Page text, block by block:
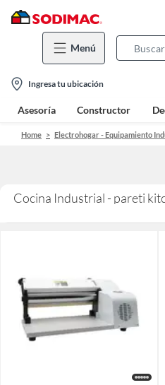
Menú
location-
icon
Ingresa tu ubicación
Asesoría Constructor
Home Electrohogar - Equipamiento
Cocina Industrial - pareti